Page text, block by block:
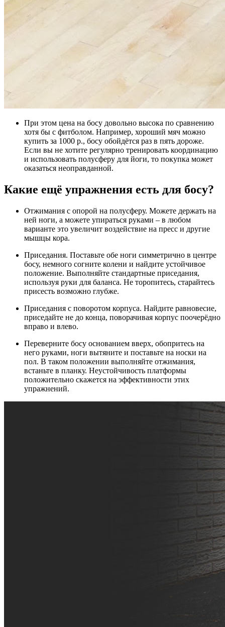
При этом цена на босу довольно высока по сравнению
хотя бы с фитболом. Например, хороший мяч можно
купить за 1000 р., босу обойдётся раз в пять дороже.
Если вы не хотите регулярно тренировать координацию
и использовать полусферу для йоги, то покупка может
оказаться неоправданной.
Какие ещё упражнения есть для босу?
Отжимания с опорой на полусферу. Можете держать на
ней ноги, а можете упираться руками – в любом
варианте это увеличит воздействие на пресс и другие
мышцы кора.
Приседания. Поставьте обе ноги симметрично в центре
босу, немного согните колени и найдите устойчивое
положение. Выполняйте стандартные приседания,
используя руки для баланса. Не торопитесь, старайтесь
присесть возможно глубже.
Приседания с поворотом корпуса. Найдите равновесие,
приседайте не до конца, поворачивая корпус поочерёдно
вправо и влево.
Переверните босу основанием вверх, обопритесь на
него руками, ноги вытяните и поставьте на носки на
пол. В таком положении выполняйте отжимания,
встаньте в планку. Неустойчивость платформы
положительно скажется на эффективности этих
упражнений.